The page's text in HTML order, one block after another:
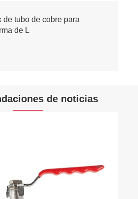
de tubo de cobre para
de L
de noticias